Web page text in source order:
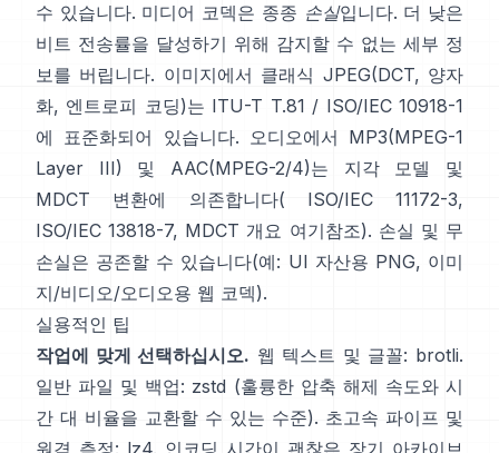
수 있습니다. 미디어 코덱은 종종 손실입니다. 더 낮은
비트 전송률을 달성하기 위해 감지할 수 없는 세부 정
보를 버립니다. 이미지에서 클래식 JPEG(DCT, 양자
화, 엔트로피 코딩)는 ITU-T T.81 / ISO/IEC 10918-1
에 표준화되어 있습니다. 오디오에서 MP3(MPEG-1
Layer III) 및 AAC(MPEG-2/4)는 지각 모델 및
MDCT 변환에 의존합니다(
ISO/IEC 11172-3,
ISO/IEC 13818-7, MDCT 개요 여기참조). 손실 및 무
손실은 공존할 수 있습니다(예: UI 자산용 PNG, 이미
지/비디오/오디오용 웹 코덱).
실용적인 팁
작업에 맞게 선택하십시오. 웹 텍스트 및 글꼴: brotli.
일반 파일 및 백업: zstd (훌륭한 압축 해제 속도와 시
간 대 비율을 교환할 수 있는 수준). 초고속 파이프 및
원격 측정: lz4. 인코딩 시간이 괜찮은 장기 아카이브